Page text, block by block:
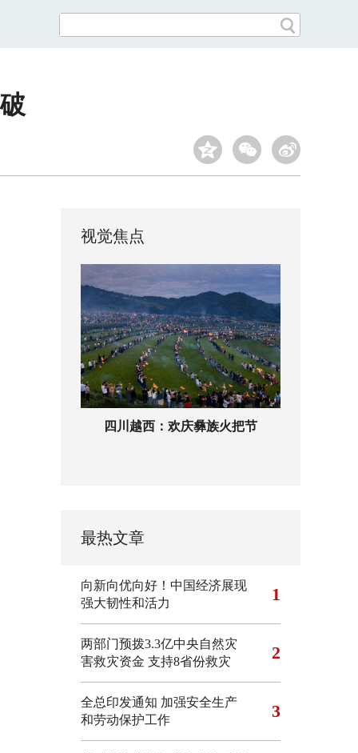
视觉焦点
四川越西：欢庆彝族火把节
最热文章
向新向优向好！中国经济展现
强大韧性和活力
1
两部门预拨3.3亿中央自然灾
害救灾资金 支持8省份救灾
2
全总印发通知 加强安全生产
和劳动保护工作
3